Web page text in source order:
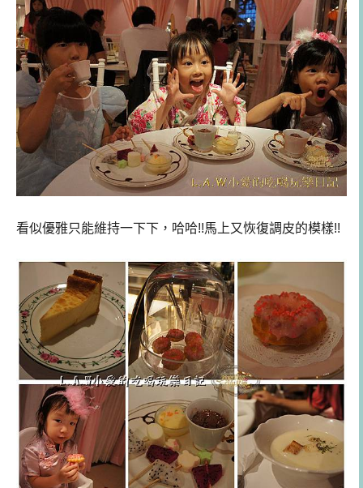
看似優雅只能維持一下下，哈哈!!馬上又恢復調皮的模樣!!